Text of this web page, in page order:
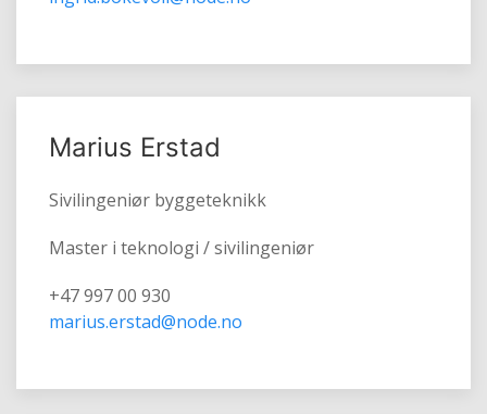
Marius Erstad
Sivilingeniør byggeteknikk
Master i teknologi / sivilingeniør
+47 997 00 930
marius.erstad@node.no